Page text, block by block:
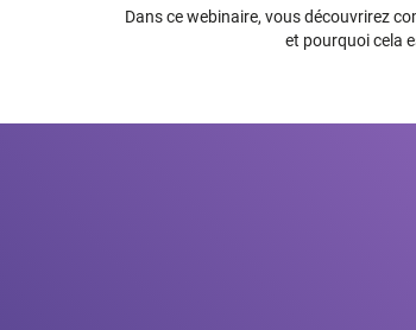
Dans ce webinaire, vous découvrirez
et pourquoi cela